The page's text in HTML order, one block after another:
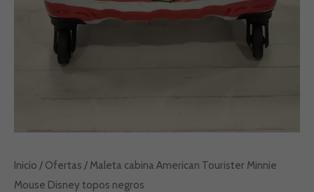
Inicio / Ofertas / Maleta cabina American Tourister Minnie
Mouse Disney topos negros